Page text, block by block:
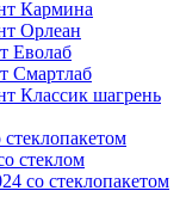
Кармина
Орлеан
Еволаб
Смартлаб
Классик шагрень
стеклом
со стеклопакетом